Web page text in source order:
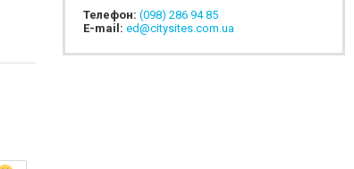
Телефон: (098) 286 94 85
E-mail: ed@citysites.com.ua